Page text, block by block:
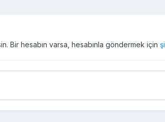
Bir hesabın varsa, hesabınla göndermek için